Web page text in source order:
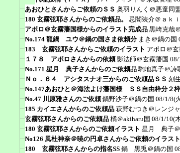
あおひとさんからご依頼のＳＳ 奥羽りんく＠悪童同
180 玄霧弦耶さんからのご依頼品。
忌闇装介＠ａｋ
アポロ＠玄霧藩国様からのイラスト完成品 黒崎克哉
No.174 龍鍋 ユウ＠鍋の国さま依頼分 まき＠鍋の国
183 玄霧弦耶さんからご依頼のイラスト アポロ＠
１７８ アポロさんからの依頼 影法師＠玄霧藩国 08/
No.171 星月 典子さんからのご依頼品 駒地真子＠詩
Ｎｏ．６４ アシタスナオ三からのご依頼品ＳＳ 刻
No.147あおひと＠海法よけ藩国様 ＳＳ自由枠分２
No.47 川原雅さんのご依頼 鍋野沙子＠鍋の国 08/1/8(
185 カイエさんからのご依頼品 萩野むつき＠レンジ
玄霧弦耶さんからのご依頼品 橘＠akiharu国 08/1/10(
180 玄霧弦耶さんからのご依頼イラスト 星月 典子＠
No126 風杜神奈＠暁の円卓さんからご依頼のイラスト
180 玄霧弦耶さんからの指名SS 鍋 黒兎＠鍋の国